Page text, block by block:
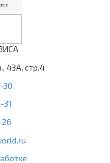
43А, стр.4
30
31